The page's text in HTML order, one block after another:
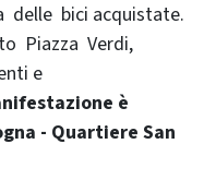
delle bici acquistate.
Piazza Verdi,
e
è
- Quartiere San